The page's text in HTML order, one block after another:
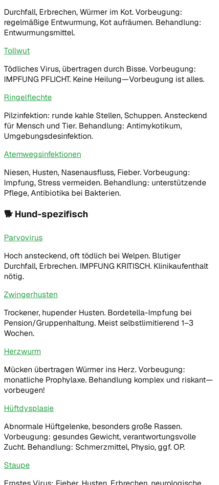
Durchfall, Erbrechen, Würmer im Kot. Vorbeugung:
regelmäßige Entwurmung, Kot aufräumen. Behandlung:
Entwurmungsmittel.
Tollwut
Tödliches Virus, übertragen durch Bisse. Vorbeugung:
IMPFUNG PFLICHT. Keine Heilung—Vorbeugung ist alles.
Ringelflechte
Pilzinfektion: runde kahle Stellen, Schuppen. Ansteckend
für Mensch und Tier. Behandlung: Antimykotikum,
Umgebungsdesinfektion.
Atemwegsinfektionen
Niesen, Husten, Nasenausfluss, Fieber. Vorbeugung:
Impfung, Stress vermeiden. Behandlung: unterstützende
Pflege, Antibiotika bei Bakterien.
🐕 Hund-spezifisch
Parvovirus
Hoch ansteckend, oft tödlich bei Welpen. Blutiger
Durchfall, Erbrechen. IMPFUNG KRITISCH. Klinikaufenthalt
nötig.
Zwingerhusten
Trockener, hupender Husten. Bordetella-Impfung bei
Pension/Gruppenhaltung. Meist selbstlimitierend 1–3
Wochen.
Herzwurm
Mücken übertragen Würmer ins Herz. Vorbeugung:
monatliche Prophylaxe. Behandlung komplex und riskant—
vorbeugen!
Hüftdysplasie
Abnormale Hüftgelenke, besonders große Rassen.
Vorbeugung: gesundes Gewicht, verantwortungsvolle
Zucht. Behandlung: Schmerzmittel, Physio, ggf. OP.
Staupe